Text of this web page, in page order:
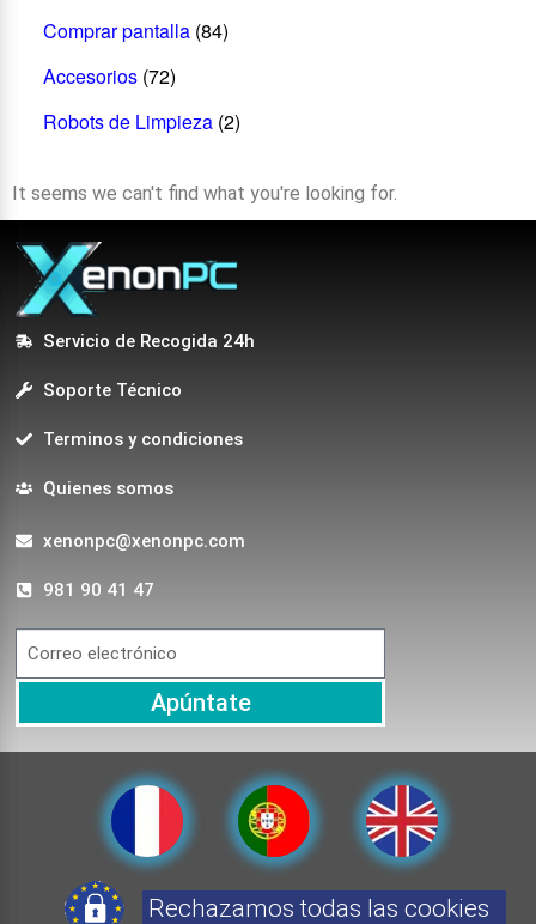
Comprar pantalla (84)
Accesorios (72)
Robots de Limpieza (2)
It seems we can't find what you're looking for.
Servicio de Recogida 24h
Soporte Técnico
Terminos y condiciones
Quienes somos
xenonpc@xenonpc.com
981 90 41 47
Apúntate
Rechazamos todas las cookies